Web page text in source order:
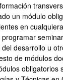
un módulo
en
desarrollo u
de módulos
obligatorios